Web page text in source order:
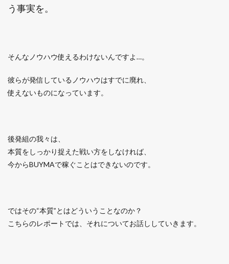
う事実を。
そんなノウハウ使えるわけないんですよ…。
彼らが発信しているノウハウはすでに廃れ、
使えないものになっています。
後発組の我々は、
本質をしっかり捉えた戦い方をしなければ、
今からBUYMAで稼ぐことはできないのです。
ではその“本質”とはどういうことなのか？
こちらのレポートでは、それについてお話ししていきます。